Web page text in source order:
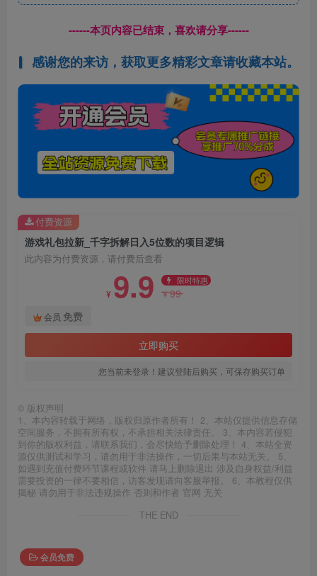
------本页内容已结束，喜欢请分享------
感谢您的来访，获取更多精彩文章请收藏本站。
游戏礼包拉新_千字拆解日入5位数的项目逻辑
此内容为付费资源，请付费后查看
¥ 9.9 限时特惠
¥99
会员 免费
立即购买
您当前未登录！建议登陆后购买，可保存购买订单
付费资源
© 版权声明
1、本内容转载于网络，版权归原作者所有！ 2、本站仅提供信息存储
空间服务，不拥有所有权，不承担相关法律责任。 3、本内容若侵犯
到你的版权利益，请联系我们，会尽快给予删除处理！ 4、本站全资
源仅供测试和学习，请勿用于非法操作，一切后果与本站无关。 5、
如遇到充值付费环节课程或软件 请马上删除退出 涉及自身权益/利益
需要投资的一律不要相信，访客发现请向客服举报。 6、本教程仅供
揭秘 请勿用于非法违规操作 否则和作者 官网 无关
THE END
会员免费